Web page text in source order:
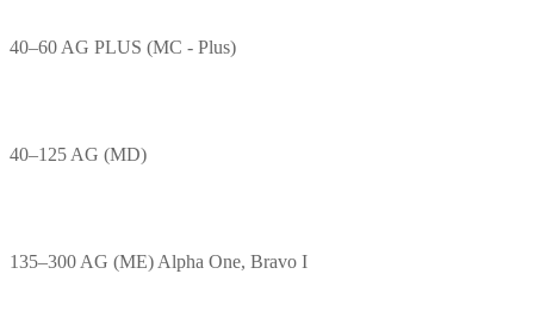
40–60 AG PLUS (MC - Plus)
40–125 AG (MD)
135–300 AG (ME) Alpha One, Bravo I